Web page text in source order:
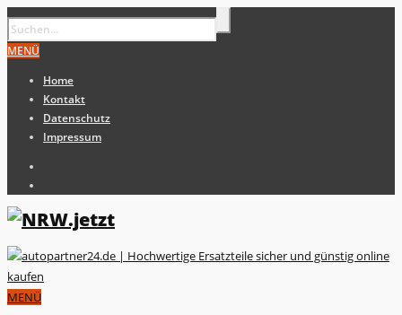
MENÜ
Home
Kontakt
Datenschutz
Impressum
MENÜ